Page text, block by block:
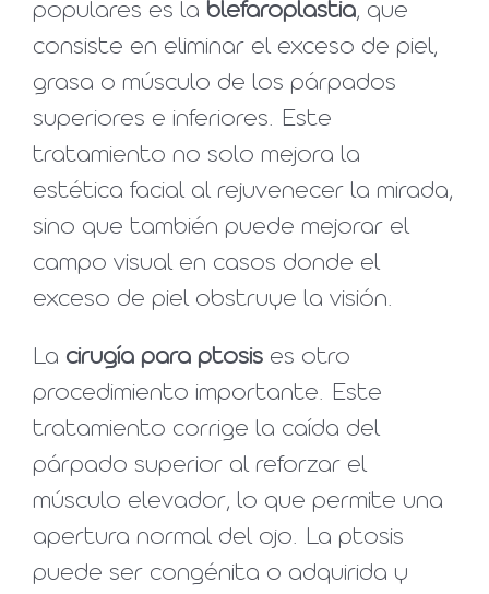
populares es la blefaroplastia, que
consiste en eliminar el exceso de piel,
grasa o músculo de los párpados
superiores e inferiores. Este
tratamiento no solo mejora la
estética facial al rejuvenecer la mirada,
sino que también puede mejorar el
campo visual en casos donde el
exceso de piel obstruye la visión.
La cirugía para ptosis es otro
procedimiento importante. Este
tratamiento corrige la caída del
párpado superior al reforzar el
músculo elevador, lo que permite una
apertura normal del ojo. La ptosis
puede ser congénita o adquirida y